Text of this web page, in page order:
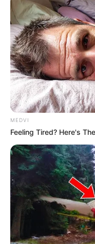
MEDVI
Feeling Tired? Here's